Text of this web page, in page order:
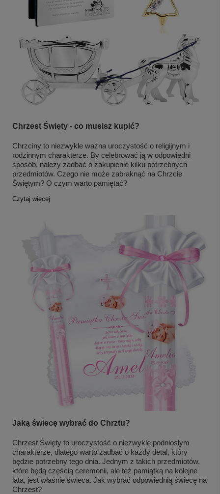
Chrzest Święty - co musisz kupić?
Chrzciny to niezwykle ważna uroczystość o religijnym i
rodzinnym charakterze. By celebrować ją w odpowiedni
sposób, należy zadbać o zakupienie kilku potrzebnych
przedmiotów. Czego nie może zabraknąć na Chrzcie
Świętym? O czym warto pamiętać?
Czytaj więcej
Jaką świecę wybrać do Chrztu?
Chrzest Święty to uroczystość o niezwykle podniosłym
charakterze, dlatego warto zadbać o każdy detal, który
będzie potrzebny tego dnia. Jednym z takich przedmiotów,
które będą częścią ceremonii, ale też pamiątką na kolejne
lata, jest właśnie świeca. Jak wybrać odpowiednią świecę na
Chrzest?